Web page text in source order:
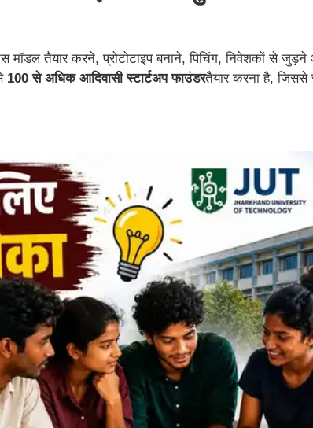
मॉडल तैयार करने, प्रोटोटाइप बनाने, पिचिंग, निवेशकों से जुड़ने
100 से अधिक आदिवासी स्टार्टअप फाउंडरतैयार करना है, जिससे